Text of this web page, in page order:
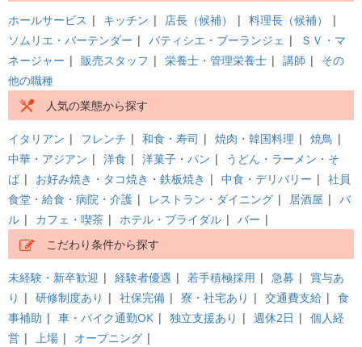
ホールサービス | キッチン | 店長（候補） | 料理長（候補）
|
ソムリエ・バーテンダー | パティシエ・ブーランジェ |
ＳＶ・マ
ネージャー | 販売スタッフ | 栄養士・管理栄養士 | 講師 | その
他の職種
人気の業態から探す
イタリアン | フレンチ | 和食・寿司 | 焼肉・韓国料理 | 焼鳥 |
中華・アジアン | 洋食 | 洋菓子・パン |
うどん・ラーメン・そ
ば | お好み焼き・タコ焼き・鉄板焼き | 中食・デリバリー | 社員
食堂・給食・病院・介護 | レストラン・ダイニング | 居酒屋 | バ
ル | カフェ・喫茶 | ホテル・ブライダル | バー |
こだわり条件から探す
未経験・新卒歓迎 | 経験者優遇 | 若手積極採用 | 急募 | 賞与あ
り | 研修制度あり | 社保完備 | 寮・社宅あり | 交通費支給 | 食
事補助 | 車・バイク通勤OK | 独立支援あり | 週休2日 | 個人経
営 | 上場 | オープニング |